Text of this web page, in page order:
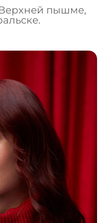
пышме,